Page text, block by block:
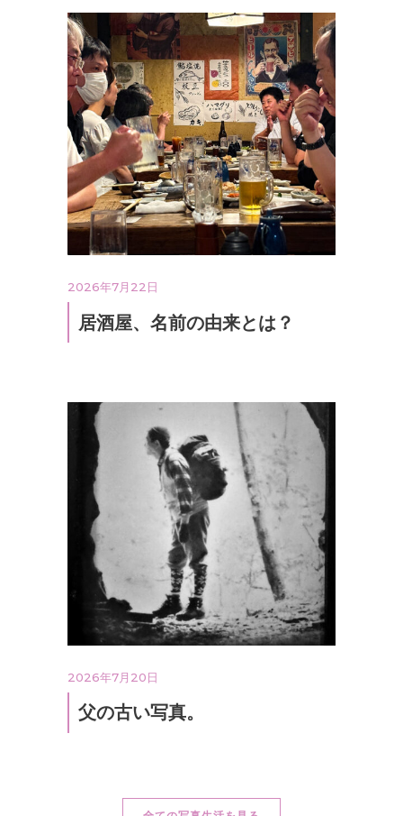
2026年7月22日
居酒屋、名前の由来とは？
2026年7月20日
父の古い写真。